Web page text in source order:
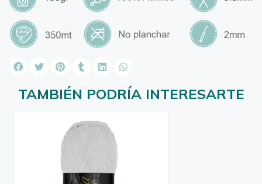
TAMBIÉN PODRÍA INTERESARTE